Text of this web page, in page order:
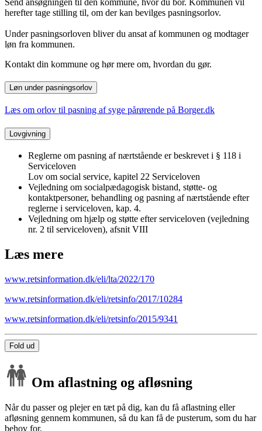
herefter tage stilling til, om der kan bevilges pasningsorlov.
Under pasningsorloven bliver du ansat af kommunen og modtager
løn fra kommunen.
Kontakt din kommune og hør mere om, hvordan du gør.
Løn under pasningsorlov
Læs om orlov til pasning af syge pårørende på Borger.dk
Lovgivning
Reglerne om pasning af nærtstående er beskrevet i § 118 i
Serviceloven
Lov om social service, kapitel 22 Serviceloven
Vejledning om socialpædagogisk bistand, støtte- og
kontaktpersoner, behandling og pasning af nærtstående efter
reglerne i serviceloven, kap. 4.
Vejledning om hjælp og støtte efter serviceloven (vejledning
nr. 2 til serviceloven), afsnit VIII
Læs mere
www.retsinformation.dk/eli/lta/2022/170
www.retsinformation.dk/eli/retsinfo/2017/10284
www.retsinformation.dk/eli/retsinfo/2015/9341
Fold ud
Om aflastning og afløsning
Når du passer og plejer en tæt på dig, kan du få aflastning eller
afløsning gennem kommunen, så du kan få de pusterum, som du har
behov for.